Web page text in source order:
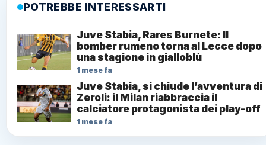
POTREBBE INTERESSARTI
Juve Stabia, Rares Burnete: Il
bomber rumeno torna al Lecce dopo
una stagione in gialloblù
1 mese fa
Juve Stabia, si chiude l’avventura di
Zeroli: il Milan riabbraccia il
calciatore protagonista dei play-off
1 mese fa